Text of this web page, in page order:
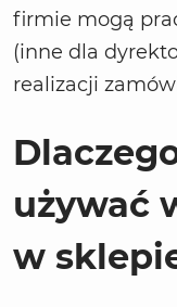
firmie mogą
(inne dla
realizacji
używać
w